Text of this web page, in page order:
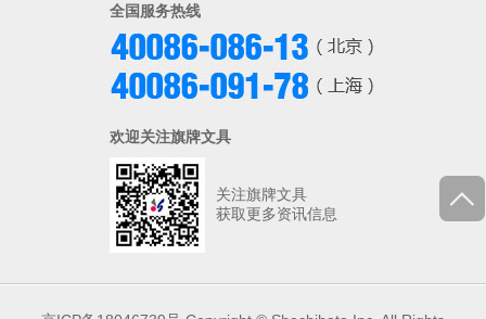
全国服务热线
欢迎关注旗牌文具
关注旗牌文具
获取更多资讯信息